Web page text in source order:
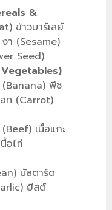
&
ข้าวบาร์เลย์
า (Sesame)
Seed)
พีช
ท (Carrot)
เนื้อแกะ
อไก่
มัสตาร์ด
ยีสต์